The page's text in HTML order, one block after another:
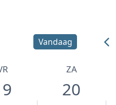
Vandaag
ZA
20